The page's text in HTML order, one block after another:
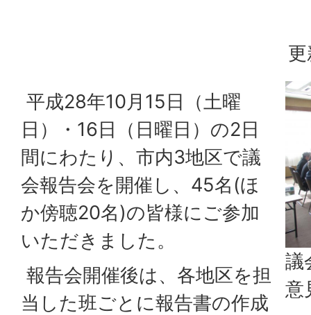
議
意
平成28年10月15日（土曜
日）・16日（日曜日）の2日
間にわたり、市内3地区で議
会報告会を開催し、45名(ほ
か傍聴20名)の皆様にご参加
いただきました。
報告会開催後は、各地区を担
当した班ごとに報告書の作成